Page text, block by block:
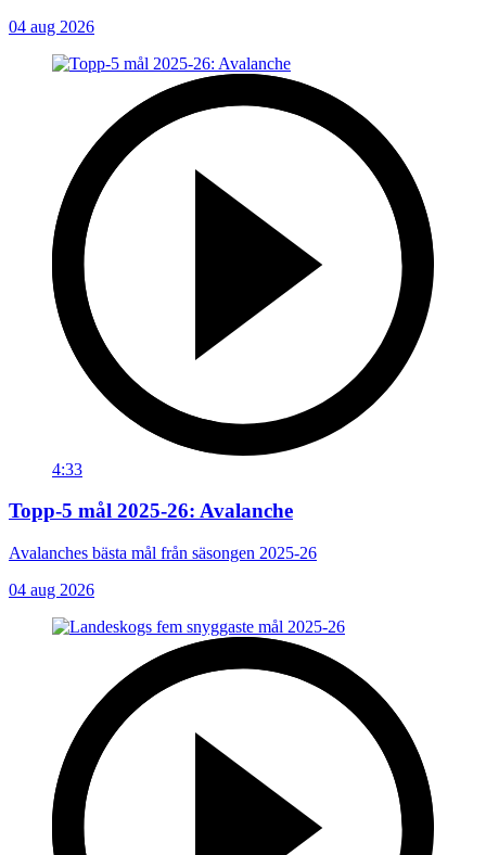
04 aug 2026
4:33
Topp-5 mål 2025-26: Avalanche
Avalanches bästa mål från säsongen 2025-26
04 aug 2026